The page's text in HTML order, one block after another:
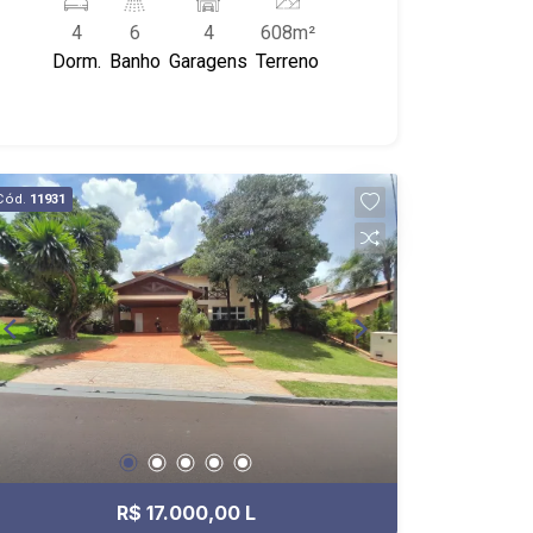
Cozinha com armário; - Despensa; -
Área de Serviço com armário; -
Dormitório de Serviço; - Banheiro de
Santa Úrsula e Cupim do Paulim.
4
Dorm.
6
Banho
4
Garagens
608m²
Terreno
11931
R$ 17.000,00 L